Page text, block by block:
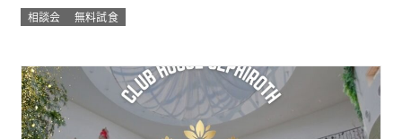
様までご案内OK このフェアに含まれるコンテンツ SPECIAL
BENEFITS HPからフェア予約された方限定のご来館特典 特
内容は来…
相談会 無料試食